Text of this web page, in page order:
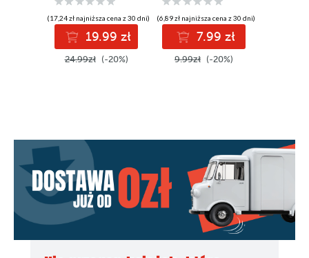
(17,24 zł najniższa cena z 30 dni)
19.99 zł
24.99zł (-20%)
(6,89 zł najniższa cena z 30 dni)
7.99 zł
9.99zł (-20%)